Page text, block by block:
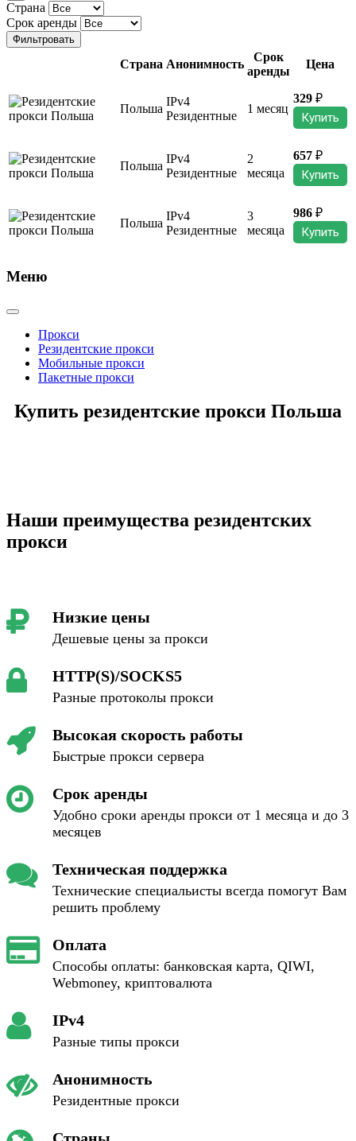
Страна
Срок аренды
Фильтровать
Страна Анонимность
Срок
аренды
Цена
Польша
IPv4
Резидентные
1 месяц
329 ₽
Купить
Польша
IPv4
Резидентные
2
месяца
657 ₽
Купить
Польша
IPv4
Резидентные
3
месяца
986 ₽
Купить
Меню
Прокси
Резидентские прокси
Мобильные прокси
Пакетные прокси
Купить резидентские прокси Польша
Наши преимущества резидентских
прокси
Низкие цены
Дешевые цены за прокси
HTTP(S)/SOCKS5
Разные протоколы прокси
Высокая скорость работы
Быстрые прокси сервера
Срок аренды
Удобно сроки аренды прокси от 1 месяца и до 3
месяцев
Техническая поддержка
Технические специальисты всегда помогут Вам
решить проблему
Оплата
Способы оплаты: банковская карта, QIWI,
Webmoney, криптовалюта
IPv4
Разные типы прокси
Анонимность
Резидентные прокси
Страны